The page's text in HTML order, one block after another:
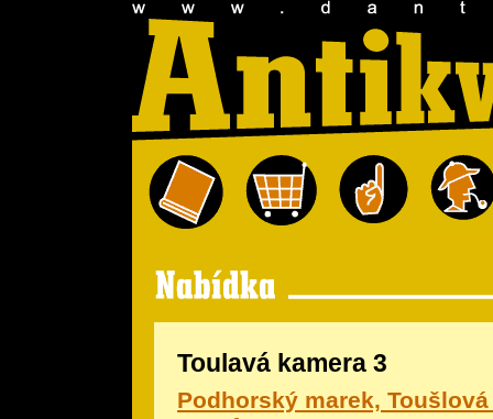
Toulavá kamera 3
Podhorský marek,